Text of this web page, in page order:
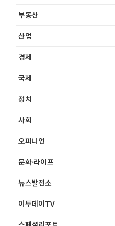
부동산
산업
경제
국제
정치
사회
오피니언
문화·라이프
뉴스발전소
이투데이TV